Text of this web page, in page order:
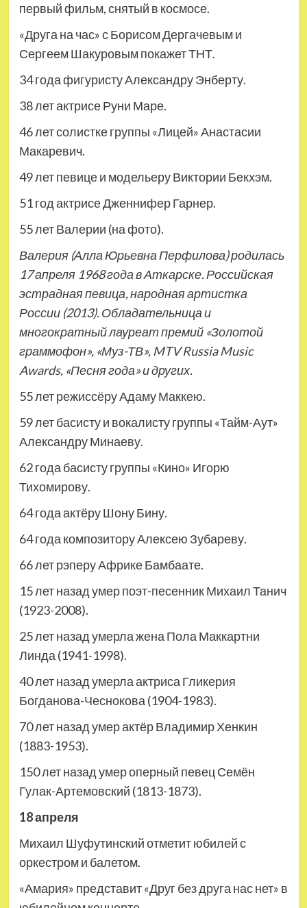
первый фильм, снятый в космосе.
«Друга на час» с Борисом Дергачевым и
Сергеем Шакуровым покажет ТНТ.
34 года фигуристу Александру Энберту.
38 лет актрисе Руни Маре.
46 лет солисткегруппы «Лицей» Анастасии
Макаревич.
49 лет певице и модельеру Виктории Бекхэм.
51 год актрисе Дженнифер Гарнер.
55 лет Валерии (на фото).
Валерия (Алла Юрьевна Перфилова) родилась
17 апреля 1968 года в Аткарске. Российская
эстрадная певица, народная артистка
России (2013). Обладательница и
многократный лауреат премий «Золотой
граммофон», «Муз-ТВ», MTV Russia Music
Awards, «Песня года» и других.
55 лет режиссёру Адаму Маккею.
59 лет басисту и вокалисту группы «Тайм-Аут»
Александру Минаеву.
62 года басисту группы «Кино» Игорю
Тихомирову.
64 года актёру Шону Бину.
64 года композитору Алексею Зубареву.
66 лет рэперу Африке Бамбаате.
15 лет назад умер поэт-песенник Михаил Танич
(1923-2008).
25 лет назад умерла жена Пола Маккартни
Линда (1941-1998).
40 лет назад умерла актриса Гликерия
Богданова-Чеснокова (1904-1983).
70 лет назад умер актёр Владимир Хенкин
(1883-1953).
150 лет назад умер оперный певец Семён
Гулак-Артемовский (1813-1873).
18 апреля
Михаил Шуфутинский отметит юбилей с
оркестром и балетом.
«Амария» представит «Друг без друга нас нет» в